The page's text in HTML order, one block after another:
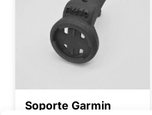
Soporte Garmin